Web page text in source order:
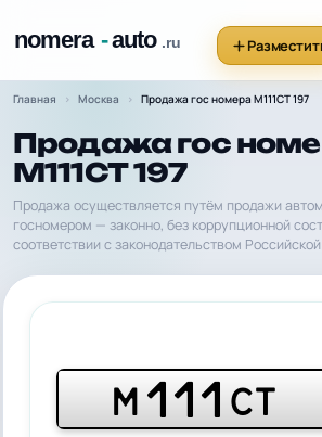
Главная Москва Продажа гос номера М111СТ 197
Продажа гос
М111СТ 197
Продажа осуществляется путём продажи
госномером — законно, без коррупционной
соответствии с законодательством
М111СТ